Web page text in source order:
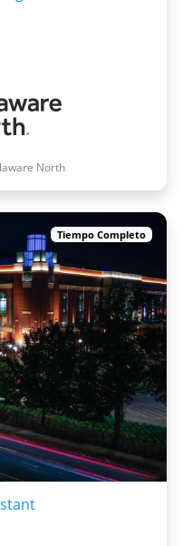
North
Tiempo Completo